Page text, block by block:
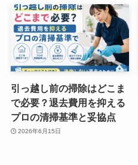
引っ越し前の掃除はどこま
で必要？退去費用を抑える
プロの清掃基準と妥協点
2026年6月15日